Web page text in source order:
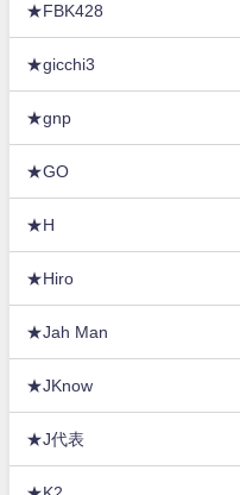
★FBK428
★gicchi3
★gnp
★GO
★H
★Hiro
★Jah Man
★JKnow
★J代表